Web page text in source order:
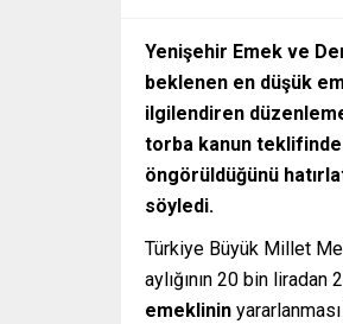
Yenişehir Emek ve
beklenen en düşük
ilgilendiren
torba kanun teklifinde
öngörüldüğünü
söyledi.
Türkiye Büyük Millet
aylığının 20 bin liradan
emeklinin